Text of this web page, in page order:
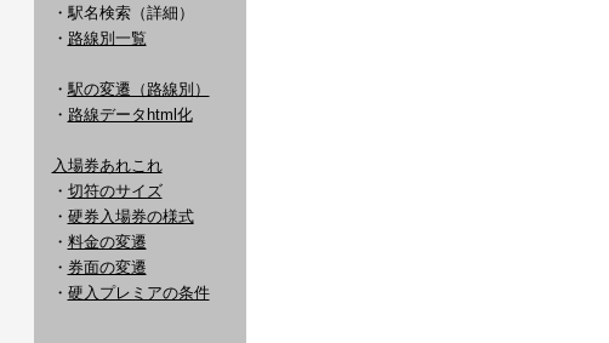
・駅名検索（詳細）
・ 路線別一覧
・ 駅の変遷（路線別）
・ 路線データhtml化
入場券あれこれ
・ 切符のサイズ
・ 硬券入場券の様式
・ 料金の変遷
・ 券面の変遷
・ 硬入プレミアの条件